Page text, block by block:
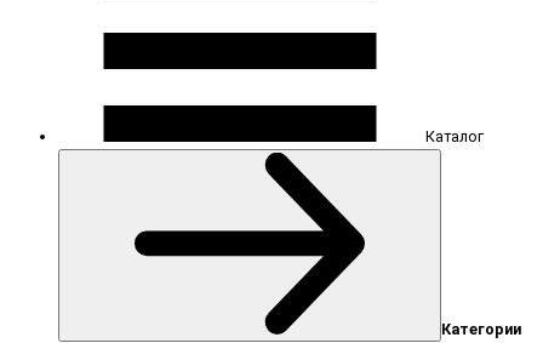
Каталог
Категории